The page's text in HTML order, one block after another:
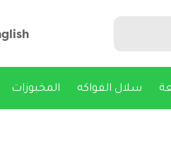
سلال الفواكه المخبوزات